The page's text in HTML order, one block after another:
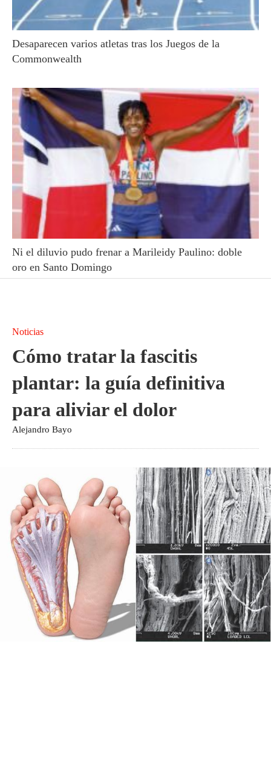
Desaparecen varios atletas tras los Juegos de la
Commonwealth
Ni el diluvio pudo frenar a Marileidy Paulino: doble
oro en Santo Domingo